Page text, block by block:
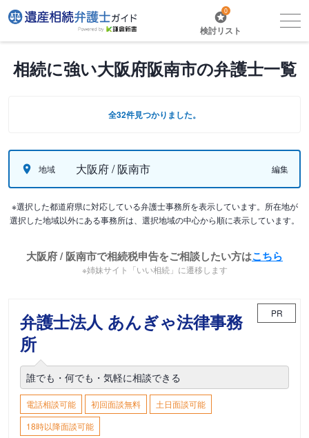
0
検討リスト
相続に強い大阪府阪南市の弁護士一覧
全32件見つかりました。
地域 大阪府 / 阪南市 編集
※選択した都道府県に対応している弁護士事務所を表示しています。所在地が
選択した地域以外にある事務所は、選択地域の中心から順に表示しています。
大阪府 / 阪南市で相続税申告をご相談したい方はこちら
※姉妹サイト「いい相続」に遷移します
弁護士法人 あんぎゃ法律事務
所
PR
誰でも・何でも・気軽に相談できる
電話相談可能 初回面談無料
土日面談可能
18時以降面談可能